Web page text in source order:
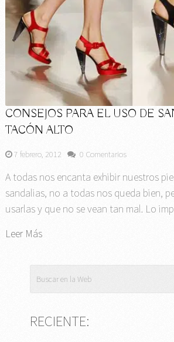
CONSEJOS PARA EL USO DE
TACÓN ALTO
7 febrero, 2012 0 Comentarios
A todas nos encanta exhibir nuestros
sandalias, no a todas nos queda bien,
usarlas y que no se vean tan mal. Lo
Leer Más
RECIENTE: